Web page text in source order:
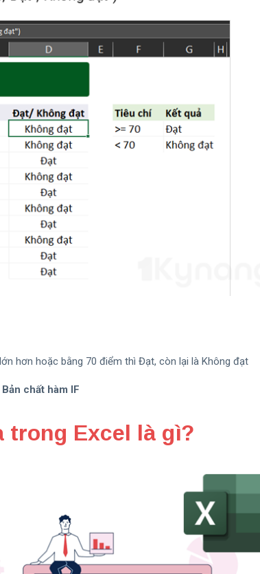
hơn hoặc bằng 70 điểm thì Đạt, còn lại là Không đạt
Bản chất hàm IF
trong Excel là gì?